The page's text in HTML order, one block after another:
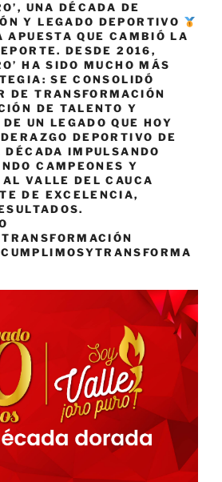
UNA DÉCADA DE
Y LEGADO DEPORTIVO
APUESTA QUE CAMBIÓ LA
DESDE 2016,
HA SIDO MUCHO MÁS
SE CONSOLIDÓ
DE TRANSFORMACIÓN
DE TALENTO Y
UN LEGADO QUE HOY
DEPORTIVO DE
IMPULSANDO
CAMPEONES Y
VALLE DEL CAUCA
DE EXCELENCIA,